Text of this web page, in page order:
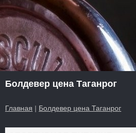
Болдевер цена Таганрог
Главная | Болдевер цена Таганрог